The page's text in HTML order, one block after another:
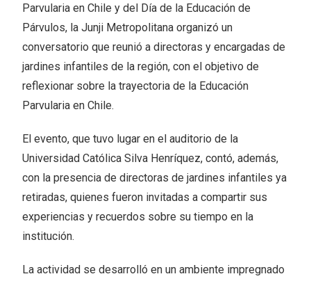
Parvularia en Chile y del Día de la Educación de
Párvulos, la Junji Metropolitana organizó un
conversatorio que reunió a directoras y encargadas de
jardines infantiles de la región, con el objetivo de
reflexionar sobre la trayectoria de la Educación
Parvularia en Chile.
El evento, que tuvo lugar en el auditorio de la
Universidad Católica Silva Henríquez, contó, además,
con la presencia de directoras de jardines infantiles ya
retiradas, quienes fueron invitadas a compartir sus
experiencias y recuerdos sobre su tiempo en la
institución.
La actividad se desarrolló en un ambiente impregnado